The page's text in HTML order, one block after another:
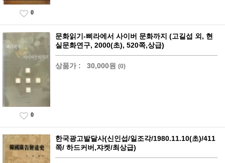
0
문화읽기-삐라에서 사이버 문화까지 (고길섭 외, 현
실문화연구, 2000(초), 520쪽,상급)
상품가 : 30,000원 (0)
0
한국광고발달사(신인섭/일조각/1980.11.10(초)/411
쪽/ 하드커버,쟈켓/최상급)